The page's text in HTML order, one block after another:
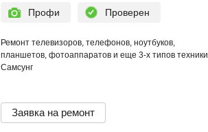
Профи Проверен
Ремонт телевизоров, телефонов, ноутбуков,
планшетов, фотоаппаратов и еще 3-х типов техники
Самсунг
Заявка на ремонт